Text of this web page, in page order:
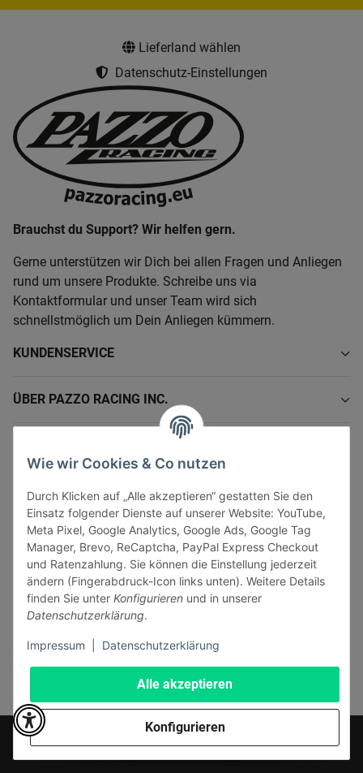
Alle akzeptieren
Konfigurieren
Wie wir Cookies & Co nutzen
Durch Klicken auf „Alle akzeptieren“ gestatten Sie den
Einsatz folgender Dienste auf unserer Website: YouTube,
Meta Pixel, Google Analytics, Google Ads, Google Tag
Manager, Brevo, ReCaptcha, PayPal Express Checkout
und Ratenzahlung. Sie können die Einstellung jederzeit
ändern (Fingerabdruck-Icon links unten). Weitere Details
finden Sie unter Konfigurieren und in unserer
Datenschutzerklärung.
Impressum Datenschutzerklärung
Lieferland wählen
Datenschutz-Einstellungen
Brauchst du Support? Wir helfen gern.
Gerne unterstützen wir Dich bei allen Fragen und Anliegen
rund um unsere Produkte. Schreibe uns via
Kontaktformular und unser Team wird sich
schnellstmöglich um Dein Anliegen kümmern.
KUNDENSERVICE
ÜBER PAZZO RACING INC.
GESETZLICHE INFORMATIONEN
Vertrag widerrufen
Sicher bezahlen via:
* Alle Preise inkl. gesetzlicher USt., zzgl.